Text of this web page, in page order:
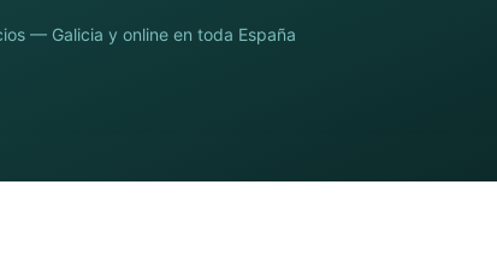
— Galicia y online en toda España